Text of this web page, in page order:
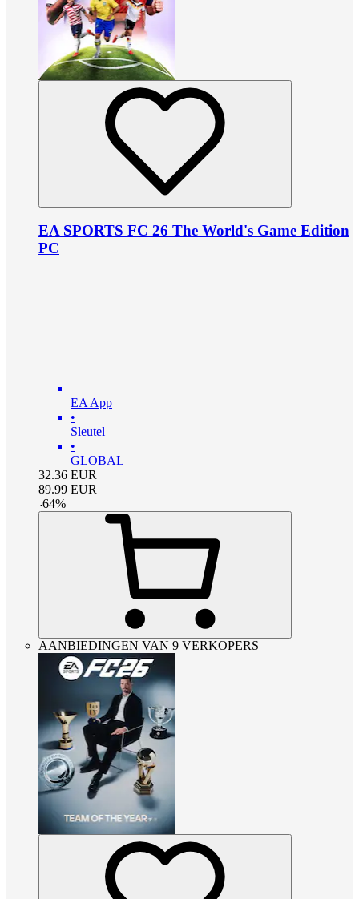
EA SPORTS FC 26 The World's Game Edition
PC
EA App
•
Sleutel
•
GLOBAL
32.36 EUR
89.99 EUR
-64%
AANBIEDINGEN VAN 9 VERKOPERS